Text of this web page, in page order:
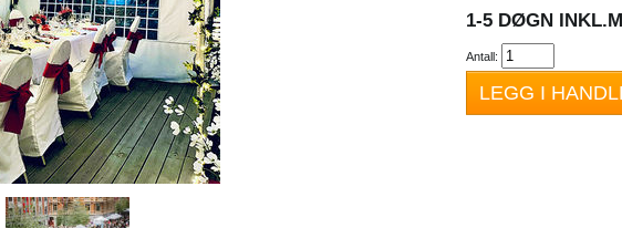
1-5 DØGN
Antall:
LEGG I